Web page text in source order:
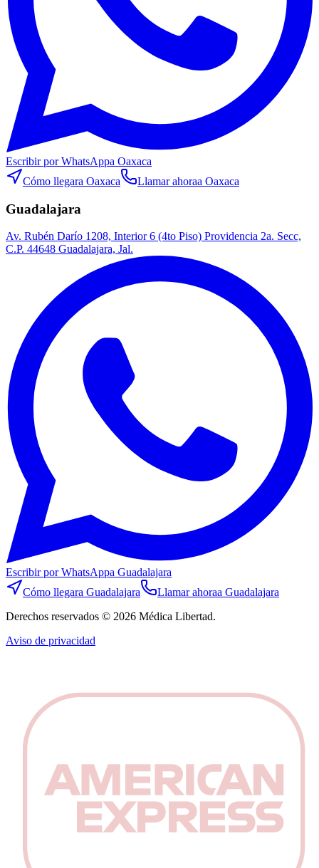
Escribir por WhatsAppa Oaxaca
Cómo llegara Oaxaca Llamar ahoraa Oaxaca
Guadalajara
Av. Rubén Darío 1208, Interior 6 (4to Piso) Providencia 2a. Secc,
C.P. 44648 Guadalajara, Jal.
Escribir por WhatsAppa Guadalajara
Cómo llegara Guadalajara Llamar ahoraa Guadalajara
Derechos reservados © 2026 Médica Libertad.
Aviso de privacidad